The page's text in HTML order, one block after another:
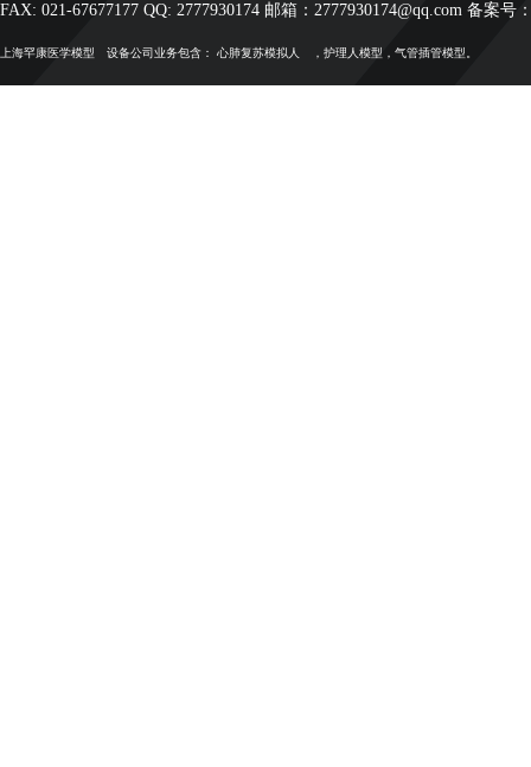
FAX: 021-67677177 QQ: 2777930174 邮箱：2777930174@qq.com 备案号
上海罕康医学模型 设备公司业务包含： 心肺复苏模拟人 ，护理人模型，气管插管模型。